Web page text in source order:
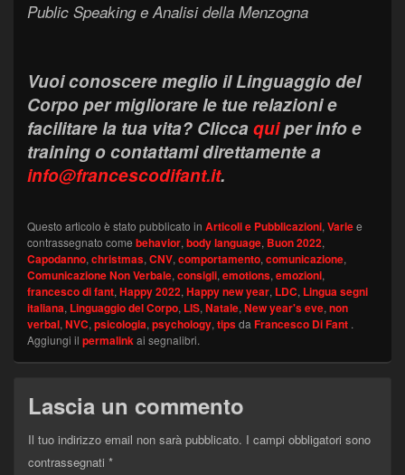
Public Speaking e Analisi della Menzogna
Vuoi conoscere meglio il Linguaggio del
Corpo per migliorare le tue relazioni e
facilitare la tua vita? Cliccaquiper info e
training o contattami direttamente a
info@francescodifant.it.
Questo articolo è stato pubblicato in Articoli e Pubblicazioni, Variee
contrassegnato come behavior, body language, Buon 2022,
Capodanno, christmas, CNV, comportamento, comunicazione,
Comunicazione Non Verbale, consigli, emotions, emozioni,
francesco di fant, Happy 2022, Happy new year, LDC, Lingua segni
italiana, Linguaggio del Corpo, LIS, Natale, New year's eve, non
verbal, NVC, psicologia, psychology, tipsda Francesco Di Fant .
Aggiungi il permalinkai segnalibri.
Lascia un commento
Il tuo indirizzo email non sarà pubblicato. I campi obbligatori sono
contrassegnati *